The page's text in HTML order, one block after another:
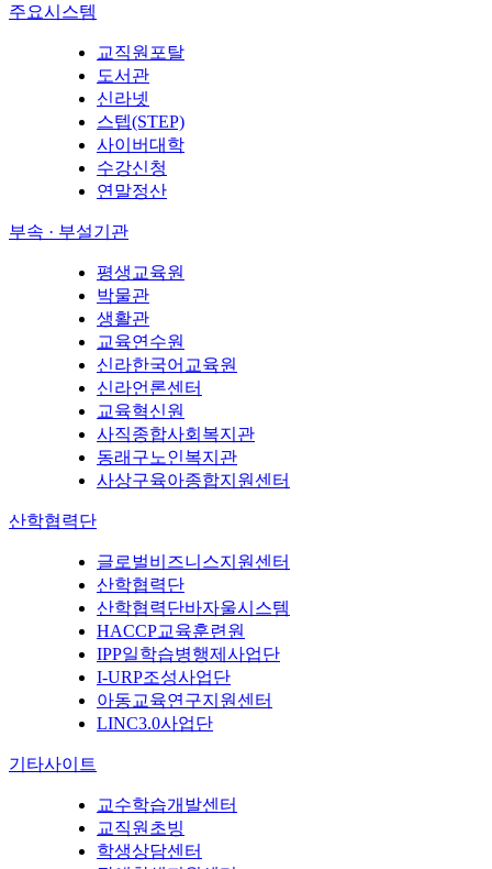
주요시스템
교직원포탈
도서관
신라넷
스텝(STEP)
사이버대학
수강신청
연말정산
부속 · 부설기관
평생교육원
박물관
생활관
교육연수원
신라한국어교육원
신라언론센터
교육혁신원
사직종합사회복지관
동래구노인복지관
사상구육아종합지원센터
산학협력단
글로벌비즈니스지원센터
산학협력단
산학협력단바자울시스템
HACCP교육훈련원
IPP일학습병행제사업단
I-URP조성사업단
아동교육연구지원센터
LINC3.0사업단
기타사이트
교수학습개발센터
교직원초빙
학생상담센터